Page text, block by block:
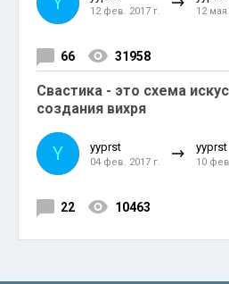
12 фев. 2017 г. 12 мая
66 31958
Свастика - это схема
создания вихря
Y yyprst
04 фев. 2017 г.
yyprst
10
22 10463